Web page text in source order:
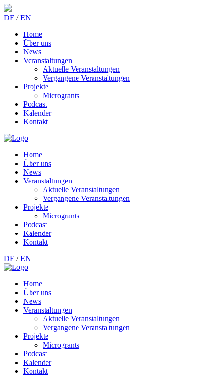
DE /EN
Home
Über uns
News
Veranstaltungen
Aktuelle Veranstaltungen
Vergangene Veranstaltungen
Projekte
Microgrants
Podcast
Kalender
Kontakt
Home
Über uns
News
Veranstaltungen
Aktuelle Veranstaltungen
Vergangene Veranstaltungen
Projekte
Microgrants
Podcast
Kalender
Kontakt
DE /EN
Home
Über uns
News
Veranstaltungen
Aktuelle Veranstaltungen
Vergangene Veranstaltungen
Projekte
Microgrants
Podcast
Kalender
Kontakt